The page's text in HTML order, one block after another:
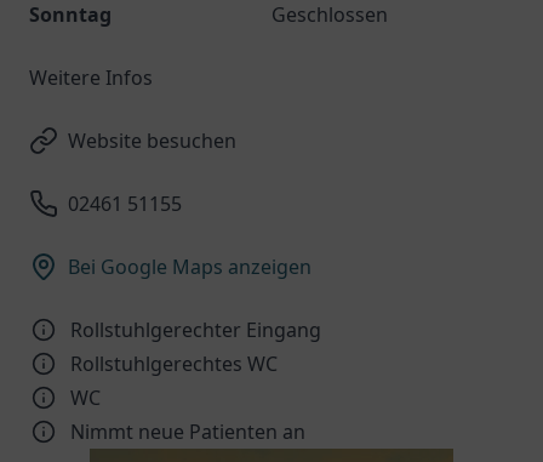
Sonntag
Geschlossen
Weitere Infos
Website besuchen
02461 51155
Bei Google Maps anzeigen
Rollstuhlgerechter Eingang
Rollstuhlgerechtes WC
WC
Nimmt neue Patienten an